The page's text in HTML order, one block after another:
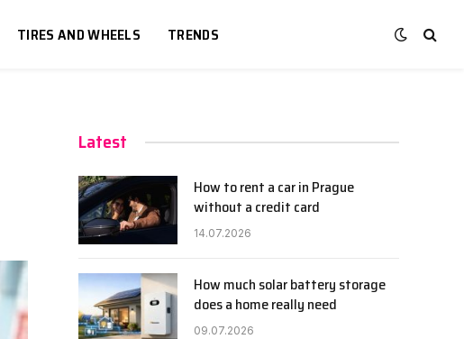
TIRES AND WHEELS TRENDS
Latest
How to rent a car in Prague
without a credit card
14.07.2026
How much solar battery storage
does a home really need
09.07.2026